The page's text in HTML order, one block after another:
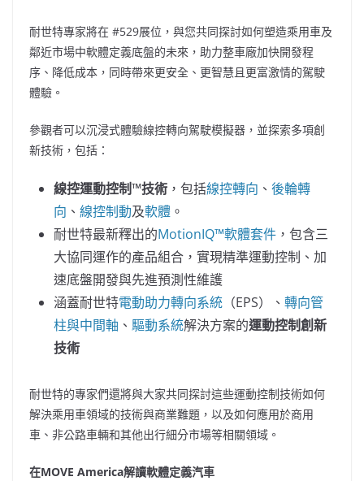
耐世特專家將在 #529展位，與您共同探討如何塑造乘用車及
鄰近市場中軟體定義底盤的未來，助力整車廠加快開發程
序、降低成本，同時帶來更安全、更智慧且更富激情的駕駛
體驗。
參觀者可以沉浸式體驗線控轉向駕駛模擬器，並探索多項創
新技術，包括：
線控運動控制™技術 ，包括線控轉向 、 後輪轉
向 、 線控制動及軟體 。
耐世特最新釋出的MotionIQ™軟體套件 ，包含三
大協同運作的產品組合，實現精準運動控制、加
速底盤開發與先進預測性維護
涵蓋耐世特電動助力轉向系統 （EPS）、 轉向管
柱與中間軸 、 驅動系統解決方案的運動控制創新
技術
耐世特的專家們還將與大家共同探討這些運動控制技術如何
解決乘用車領域的技術與商業難題，以及如何應用於商用
車、非公路車輛和其他出行細分市場等相關領域。
在MOVE America解讀軟體定義汽車